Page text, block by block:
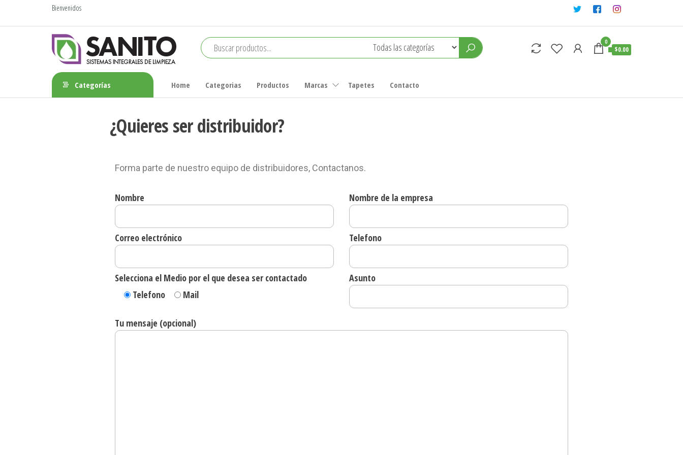
Bienvenidos
sanito
0
$0.00
Categorías Home Categorias Productos Marcas Tapetes Contacto
¿Quieres ser distribuidor?
Forma parte de nuestro equipo de distribuidores, Contactanos.
Nombre Nombre de la empresa
Correo electrónico Telefono
Selecciona el Medio por el que desea ser contactado
Telefono
Mail
Asunto
Tu mensaje (opcional)